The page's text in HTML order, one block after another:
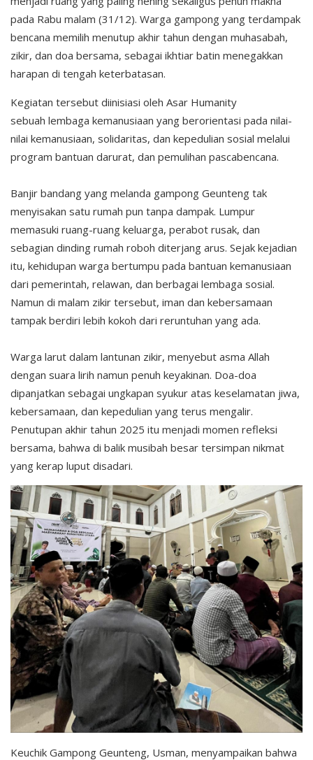
pada Rabu malam (31/12). Warga gampong yang terdampak
bencana memilih menutup akhir tahun dengan muhasabah,
zikir, dan doa bersama, sebagai ikhtiar batin menegakkan
harapan di tengah keterbatasan.
Kegiatan tersebut diinisiasi oleh Asar Humanity
sebuah lembaga kemanusiaan yang berorientasi pada nilai-
nilai kemanusiaan, solidaritas, dan kepedulian sosial melalui
program bantuan darurat, dan pemulihan pascabencana.
Banjir bandang yang melanda gampong Geunteng tak
menyisakan satu rumah pun tanpa dampak. Lumpur
memasuki ruang-ruang keluarga, perabot rusak, dan
sebagian dinding rumah roboh diterjang arus. Sejak kejadian
itu, kehidupan warga bertumpu pada bantuan kemanusiaan
dari pemerintah, relawan, dan berbagai lembaga sosial.
Namun di malam zikir tersebut, iman dan kebersamaan
tampak berdiri lebih kokoh dari reruntuhan yang ada.
Warga larut dalam lantunan zikir, menyebut asma Allah
dengan suara lirih namun penuh keyakinan. Doa-doa
dipanjatkan sebagai ungkapan syukur atas keselamatan jiwa,
kebersamaan, dan kepedulian yang terus mengalir.
Penutupan akhir tahun 2025 itu menjadi momen refleksi
bersama, bahwa di balik musibah besar tersimpan nikmat
yang kerap luput disadari.
Keuchik Gampong Geunteng, Usman, menyampaikan bahwa